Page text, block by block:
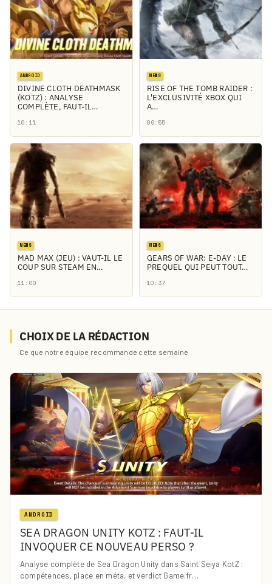
ANDROID
DIVINE CLOTH DEATHMASK
(KOTZ) : ANALYSE
COMPLÈTE, FAUT-IL…
10:11
NEWS
RISE OF THE TOMB RAIDER :
L'EXCLUSIVITÉ XBOX QUI
A…
09:55
NEWS
MAD MAX (JEU) : VAUT-IL LE
COUP SUR STEAM EN…
11:00
NEWS
GEARS OF WAR: E-DAY : LE
PREQUEL QUI PEUT TOUT…
10:37
CHOIX DE LA RÉDACTION
Ce que notre équipe recommande cette semaine
ANDROID
SEA DRAGON UNITY KOTZ : FAUT-IL
INVOQUER CE NOUVEAU PERSO ?
Analyse complète de Sea Dragon Unity dans Saint Seiya KotZ :
compétences, place en méta, et verdict Game.fr…